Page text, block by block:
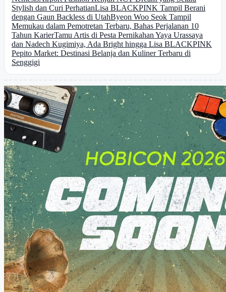
Stylish dan Curi PerhatianLisa BLACKPINK Tampil Berani
dengan Gaun Backless di UtahByeon Woo Seok Tampil
Memukau dalam Pemotretan Terbaru, Bahas Perjalanan 10
Tahun KarierTamu Artis di Pesta Pernikahan Yaya Urassaya
dan Nadech Kugimiya, Ada Bright hingga Lisa BLACKPINK
Pepito Market: Destinasi Belanja dan Kuliner Terbaru di
Senggigi